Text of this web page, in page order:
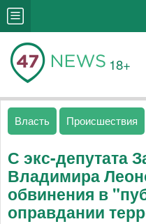
18+
Власть Происшествия
С экс-депутата
Владимира
обвинения в
оправдании